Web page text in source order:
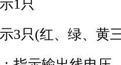
1 只
3只(红、绿、黄